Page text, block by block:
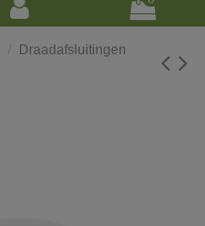
Draadafsluitingen